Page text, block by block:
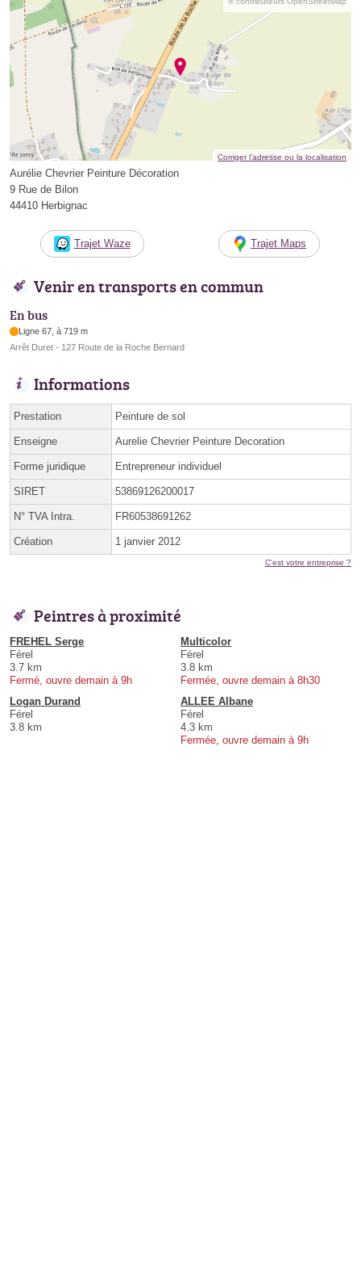
Corriger l’adresse ou la localisation
Aurélie Chevrier Peinture Décoration
9 Rue de Bilon
44410 Herbignac
Trajet Waze Trajet Maps
Venir en transports en commun
En bus
Ligne 67, à 719 m
Arrêt Duret - 127 Route de la Roche Bernard
Informations
Prestation Peinture de sol
Enseigne Aurelie Chevrier Peinture Decoration
Forme juridique Entrepreneur individuel
SIRET 53869126200017
N° TVA Intra. FR60538691262
Création 1 janvier 2012
C'est votre entreprise ?
Peintres à proximité
FREHEL Serge
Férel
3.7 km
Fermé, ouvre demain à 9h
Multicolor
Férel
3.8 km
Fermée, ouvre demain à 8h30
Logan Durand
Férel
3.8 km
ALLEE Albane
Férel
4.3 km
Fermée, ouvre demain à 9h